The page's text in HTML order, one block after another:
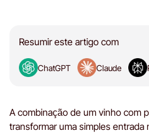
Resumir este artigo com
ChatGPT Claude
A combinação de um vinho com
transformar uma simples entrada